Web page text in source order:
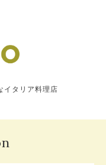
イタリア料理店